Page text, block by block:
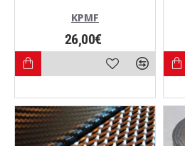
KPMF
26,00€